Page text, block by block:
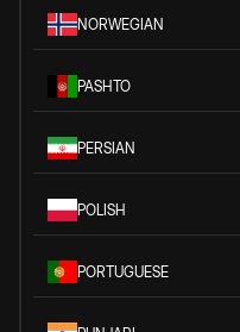
NORWEGIAN
PASHTO
PERSIAN
POLISH
PORTUGUESE